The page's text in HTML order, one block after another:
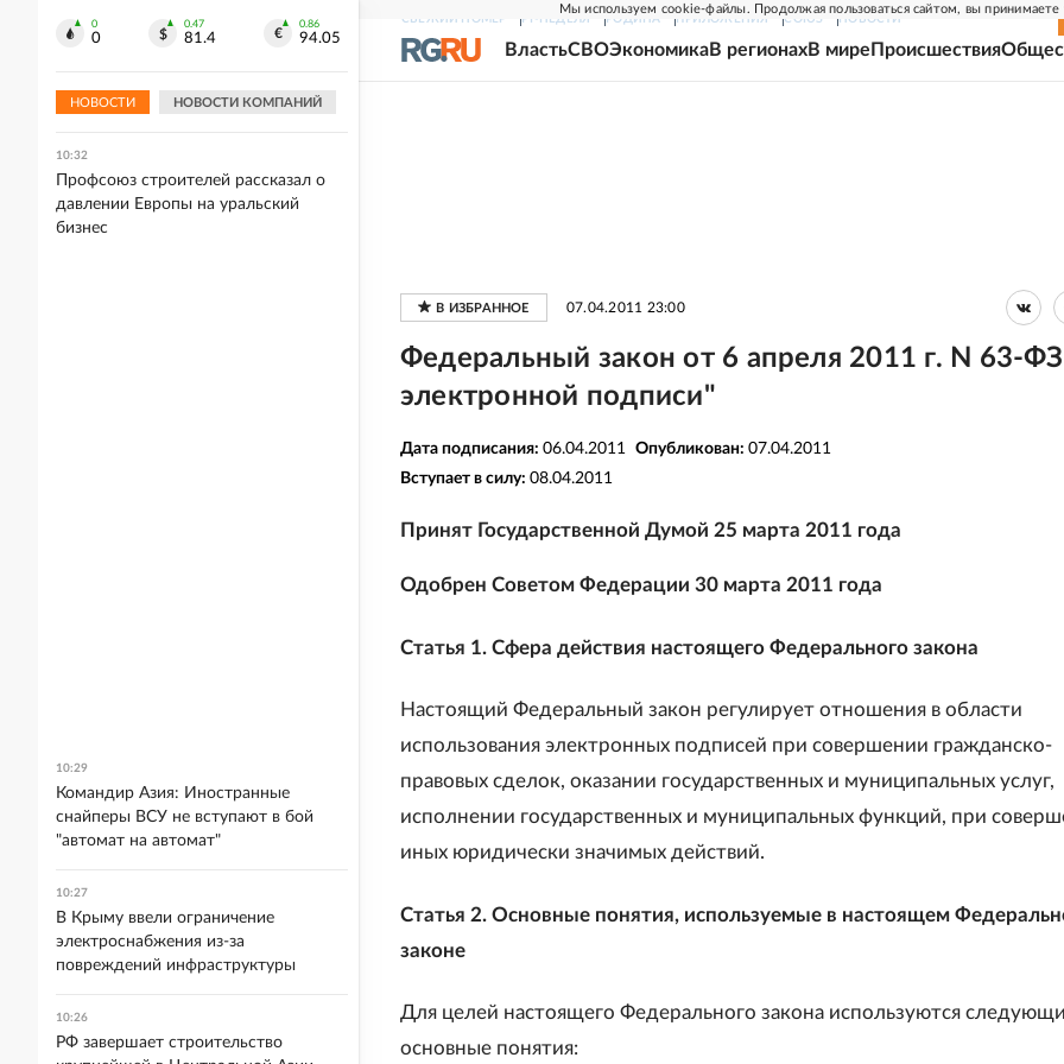
Мы используем cookie-файлы. Продолжая пользоваться сайтом, вы принимаете
СВЕЖИЙ НОМЕР РГ-НЕДЕЛЯ РОДИНА ПРИЛОЖЕНИЯ СОЮЗ НОВОСТИ
ВластьСВОЭкономикаВ регионахВ мире Происшествия
07.04.2011 23:00
Федеральный закон от 6 апреля 2011 г. N 63-
электронной подписи"
Дата подписания: 06.04.2011 Опубликован: 07.04.2011
Вступает в силу: 08.04.2011
Принят Государственной Думой 25 марта 2011 года
Одобрен Советом Федерации 30 марта 2011 года
Статья 1. Сфера действия настоящего Федерального закона
Настоящий Федеральный закон регулирует отношения в области
использования электронных подписей при совершении гражданско-
правовых сделок, оказании государственных и муниципальных услуг,
исполнении государственных и муниципальных функций, при
иных юридически значимых действий.
Статья 2. Основные понятия, используемые в настоящем
законе
Для целей настоящего Федерального закона используются
основные понятия:
0
0
0.47
81.4
0.86
94.05
НОВОСТИ НОВОСТИ КОМПАНИЙ
10:35
выявленный ИИ
10:32
Профсоюз строителей рассказал о
давлении Европы на уральский
бизнес
10:29
Командир Азия: Иностранные
снайперы ВСУ не вступают в бой
"автомат на автомат"
10:27
В Крыму ввели ограничение
электроснабжения из-за
повреждений инфраструктуры
10:26
РФ завершает строительство